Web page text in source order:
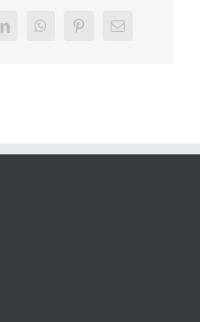
LinkedInWhatsAppPinterest
E-